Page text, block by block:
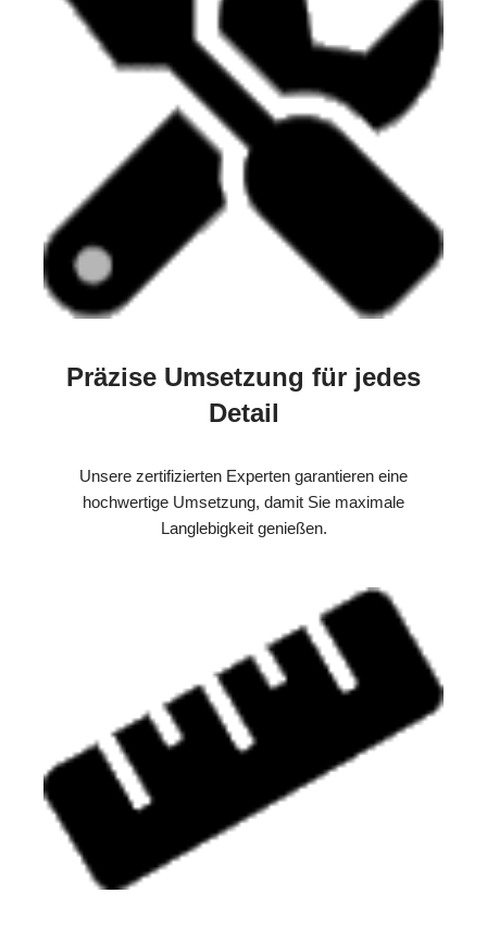
Präzise Umsetzung für jedes
Detail
Unsere zertifizierten Experten garantieren eine
hochwertige Umsetzung, damit Sie maximale
Langlebigkeit genießen.